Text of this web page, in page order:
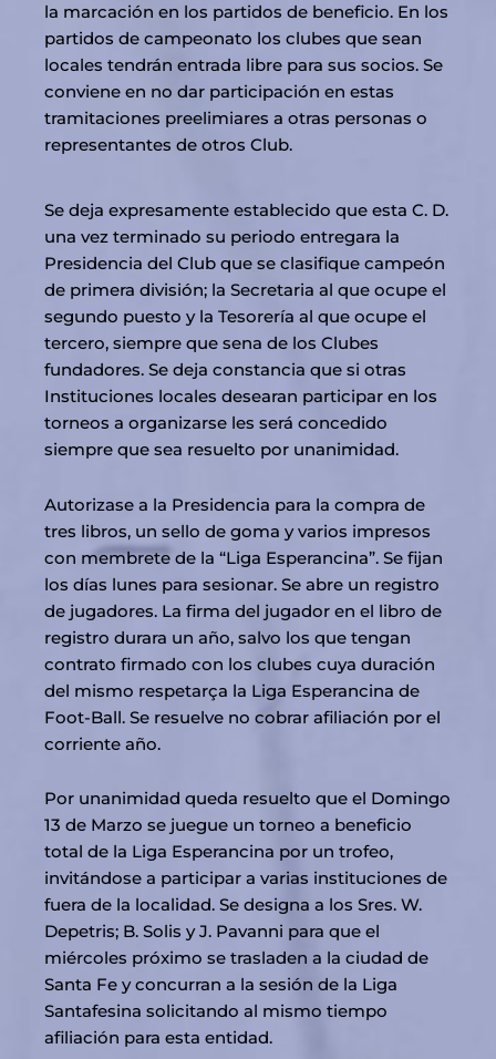
la marcación en los partidos de beneficio. En los
partidos de campeonato los clubes que sean
locales tendrán entrada libre para sus socios. Se
conviene en no dar participación en estas
tramitaciones preelimiares a otras personas o
representantes de otros Club.
Se deja expresamente establecido que esta C. D.
una vez terminado su periodo entregara la
Presidencia del Club que se clasifique campeón
de primera división; la Secretaria al que ocupe el
segundo puesto y la Tesorería al que ocupe el
tercero, siempre que sena de los Clubes
fundadores. Se deja constancia que si otras
Instituciones locales desearan participar en los
torneos a organizarse les será concedido
siempre que sea resuelto por unanimidad.
Autorizase a la Presidencia para la compra de
tres libros, un sello de goma y varios impresos
con membrete de la “Liga Esperancina”. Se fijan
los días lunes para sesionar. Se abre un registro
de jugadores. La firma del jugador en el libro de
registro durara un año, salvo los que tengan
contrato firmado con los clubes cuya duración
del mismo respetarça la Liga Esperancina de
Foot-Ball. Se resuelve no cobrar afiliación por el
corriente año.
Por unanimidad queda resuelto que el Domingo
13 de Marzo se juegue un torneo a beneficio
total de la Liga Esperancina por un trofeo,
invitándose a participar a varias instituciones de
fuera de la localidad. Se designa a los Sres. W.
Depetris; B. Solis y J. Pavanni para que el
miércoles próximo se trasladen a la ciudad de
Santa Fe y concurran a la sesión de la Liga
Santafesina solicitando al mismo tiempo
afiliación para esta entidad.